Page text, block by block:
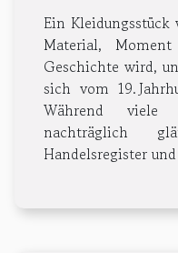
Ein Kleidungsstück
Material,
Geschichte wird,
sich vom 19.
Während viele
nachträglich
Handelsregister